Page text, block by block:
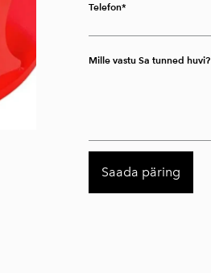
Telefon
Mille vastu Sa tunned huvi?